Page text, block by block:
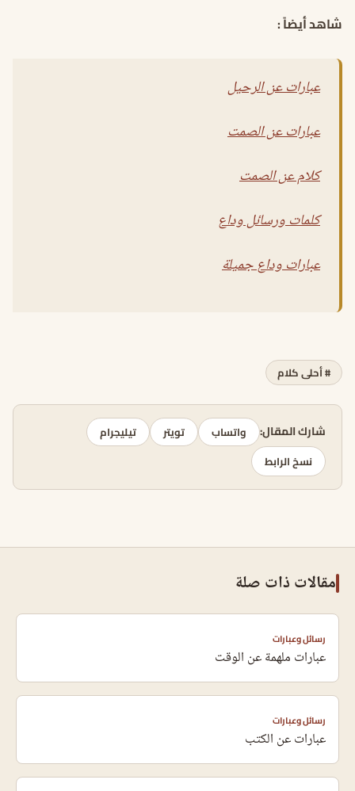
شاهد أيضاً :
عبارات عن الرحيل
عبارات عن الصمت
كلام عن الصمت
كلمات ورسائل وداع
عبارات وداع جميلة
# أحلى كلام
شارك المقال: واتساب تويتر
تيليجرام
نسخ الرابط
مقالات ذات صلة
رسائل وعبارات
عبارات ملهمة عن الوقت
رسائل وعبارات
عبارات عن الكتب